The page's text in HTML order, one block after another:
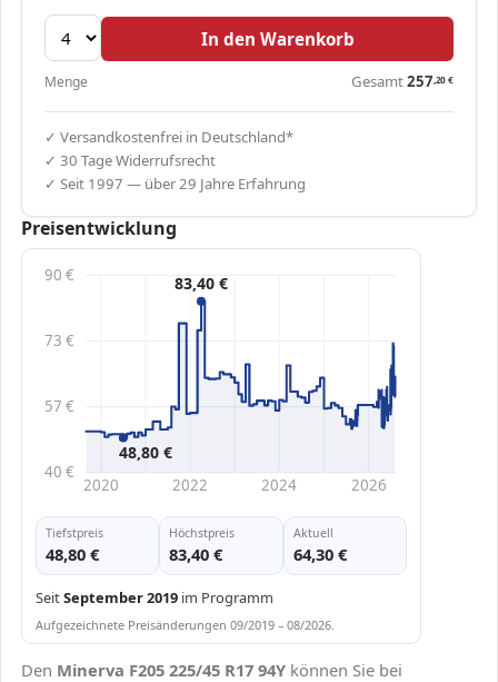
In den Warenkorb
Menge Gesamt257,20€
✓ Versandkostenfrei in Deutschland*
✓ 30 Tage Widerrufsrecht
✓ Seit 1997 — über 29 Jahre Erfahrung
Preisentwicklung
40 €
57 €
73 €
90 €
2020 2022 2024 2026
83,40 €
48,80 €
Tiefstpreis
48,80 €
Höchstpreis
83,40 €
Aktuell
64,30 €
SeitSeptember 2019 im Programm
Aufgezeichnete Preisänderungen 09/2019 – 08/2026.
Den Minerva F205 225/45 R17 94Y können Sie bei